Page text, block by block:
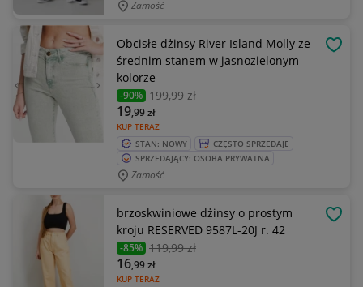
Zamość
Obcisłe dżinsy River Island Molly ze
średnim stanem w jasnozielonym
kolorze
-90% 199,99 zł
KUP TERAZ
19,99zł
STAN: NOWY
CZĘSTO SPRZEDAJE
SPRZEDAJĄCY: OSOBA PRYWATNA
Zamość
brzoskwiniowe dżinsy o prostym
kroju RESERVED 9587L-20J r. 42
-85% 119,99 zł
KUP TERAZ
16,99zł